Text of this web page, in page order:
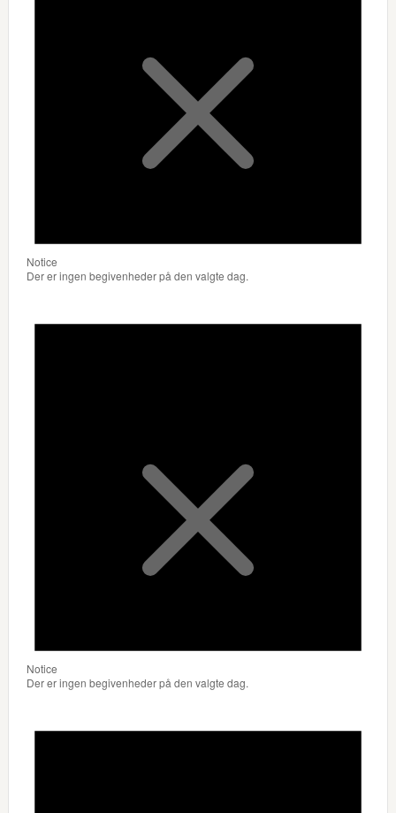
Notice
Der er ingen begivenheder på den valgte dag.
Notice
Der er ingen begivenheder på den valgte dag.